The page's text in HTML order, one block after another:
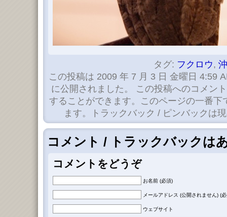
タグ: フクロウ,
この投稿は 2009 年 7 月 3 日 金曜日 4:59
に公開されました。 この投稿へのコメン
することができます。このページの一番下
ます。トラックバック / ピンバックは
コメント / トラックバックは
コメントをどうぞ
お名前 (必須)
メールアドレス (公開されません) (
ウェブサイト